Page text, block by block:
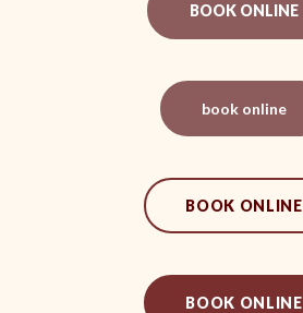
BOOK ONLINE
book online
BOOK ONLINE
BOOK ONLINE